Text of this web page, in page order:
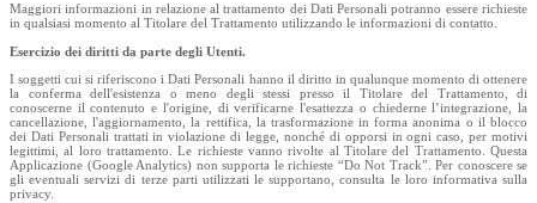
Maggiori informazioni in relazione al trattamento dei Dati Personali potranno essere richieste
in qualsiasi momento al Titolare del Trattamento utilizzando le informazioni di contatto.
Esercizio dei diritti da parte degli Utenti.
I soggetti cui si riferiscono i Dati Personali hanno il diritto in qualunque momento di ottenere
la conferma dell'esistenza o meno degli stessi presso il Titolare del Trattamento, di
conoscerne il contenuto e l'origine, di verificarne l'esattezza o chiederne l’integrazione, la
cancellazione, l'aggiornamento, la rettifica, la trasformazione in forma anonima o il blocco
dei Dati Personali trattati in violazione di legge, nonché di opporsi in ogni caso, per motivi
legittimi, al loro trattamento. Le richieste vanno rivolte al Titolare del Trattamento. Questa
Applicazione (Google Analytics) non supporta le richieste “Do Not Track”. Per conoscere se
gli eventuali servizi di terze parti utilizzati le supportano, consulta le loro informativa sulla
privacy.